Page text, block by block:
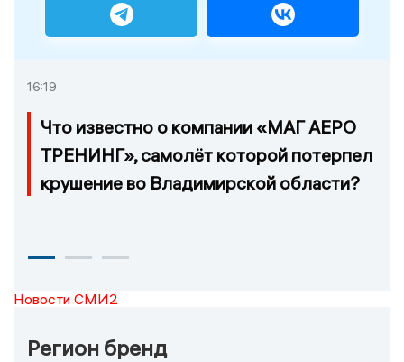
16:19
Что известно о компании «МАГ АЕРО
ТРЕНИНГ», самолёт которой потерпел
крушение во Владимирской области?
Новости СМИ2
Регион бренд